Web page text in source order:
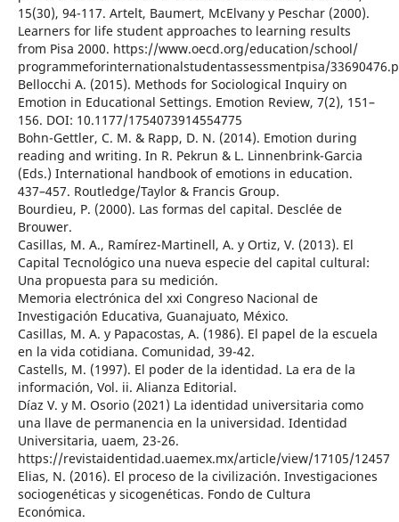
15(30), 94-117. Artelt, Baumert, McElvany y Peschar (2000).
Learners for life student approaches to learning results
from Pisa 2000. https://www.oecd.org/education/school/
programmeforinternationalstudentassessmentpisa/
Bellocchi A. (2015). Methods for Sociological Inquiry on
Emotion in Educational Settings. Emotion Review, 7(2), 151–
156. DOI: 10.1177/1754073914554775
Bohn-Gettler, C. M. & Rapp, D. N. (2014). Emotion during
reading and writing. In R. Pekrun & L. Linnenbrink-Garcia
(Eds.) International handbook of emotions in education.
437–457. Routledge/Taylor & Francis Group.
Bourdieu, P. (2000). Las formas del capital. Desclée de
Brouwer.
Casillas, M. A., Ramírez-Martinell, A. y Ortiz, V. (2013). El
Capital Tecnológico una nueva especie del capital cultural:
Una propuesta para su medición.
Memoria electrónica del xxi Congreso Nacional de
Investigación Educativa, Guanajuato, México.
Casillas, M. A. y Papacostas, A. (1986). El papel de la escuela
en la vida cotidiana. Comunidad, 39-42.
Castells, M. (1997). El poder de la identidad. La era de la
información, Vol. ii. Alianza Editorial.
Díaz V. y M. Osorio (2021) La identidad universitaria como
una llave de permanencia en la universidad. Identidad
Universitaria, uaem, 23-26.
https://revistaidentidad.uaemex.mx/article/view/17105/12457
Elias, N. (2016). El proceso de la civilización. Investigaciones
sociogenéticas y sicogenéticas. Fondo de Cultura
Económica.